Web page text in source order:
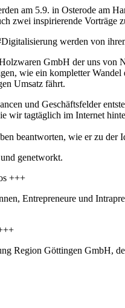
am 5.9. in Osterode am
zwei inspirierende Vorträge
werden von
GmbH der uns
wie ein kompletter
Umsatz fährt.
und Geschäftsfelder
wir tagtäglich im Internet
beantworten, wie er zu der
genetworkt.
+++
Entrepreneure und
Region Göttingen GmbH,